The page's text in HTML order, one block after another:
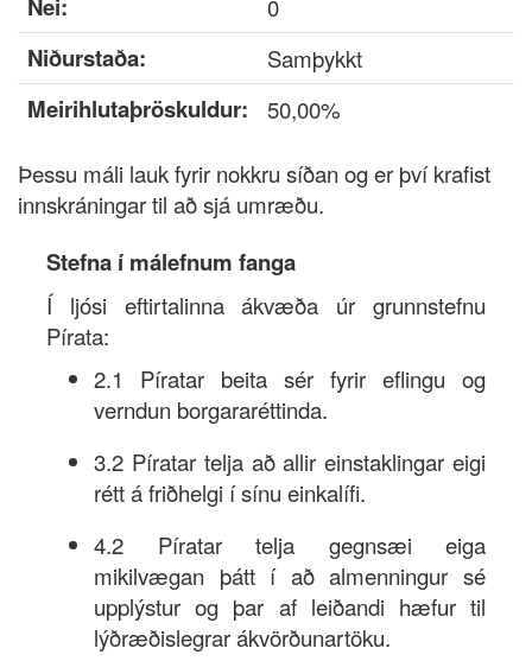
Nei: 0
Niðurstaða: Samþykkt
Meirihlutaþröskuldur: 50,00%
Þessu máli lauk fyrir nokkru síðan og er því krafist
innskráningar til að sjá umræðu.
Stefna í málefnum fanga
Í ljósi eftirtalinna ákvæða úr grunnstefnu
Pírata:
2.1 Píratar beita sér fyrir eflingu og
verndun borgararéttinda.
3.2 Píratar telja að allir einstaklingar eigi
rétt á friðhelgi í sínu einkalífi.
4.2 Píratar telja gegnsæi eiga
mikilvægan þátt í að almenningur sé
upplýstur og þar af leiðandi hæfur til
lýðræðislegrar ákvörðunartöku.